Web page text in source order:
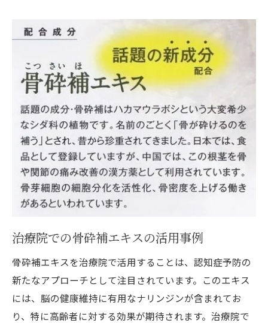
治療院での骨砕補エキスの活用事例
骨砕補エキスを治療院で活用することは、認知症予防の
新たなアプローチとして注目されています。このエキス
には、脳の健康維持に有用なナリンジンが含まれてお
り、特に高齢者に対する効果が期待されます。治療院で